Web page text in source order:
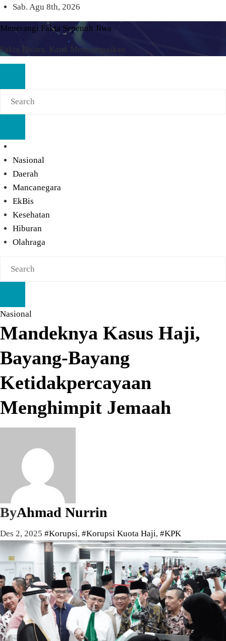
Skip
to
content
Sab. Agu 8th, 2026
Menerangi Fakta Sepenuh Jiwa
Fakta Bicara, Kami Menyampaikan
Nasional
Daerah
Mancanegara
EkBis
Kesehatan
Hiburan
Olahraga
Nasional
Mandeknya Kasus Haji,
Bayang-Bayang
Ketidakpercayaan
Menghimpit Jemaah
ByAhmad Nurrin
Des 2, 2025 #Korupsi, #Korupsi Kuota Haji, #KPK